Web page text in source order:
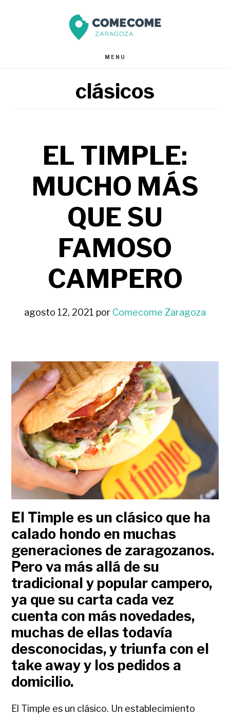
MENU
clásicos
EL TIMPLE:
MUCHO MÁS
QUE SU
FAMOSO
CAMPERO
agosto 12, 2021 por Comecome Zaragoza
El Timple es un clásico que ha
calado hondo en muchas
generaciones de zaragozanos.
Pero va más allá de su
tradicional y popular campero,
ya que su carta cada vez
cuenta con más novedades,
muchas de ellas todavía
desconocidas, y triunfa con el
take away y los pedidos a
domicilio.
El Timple es un clásico. Un establecimiento